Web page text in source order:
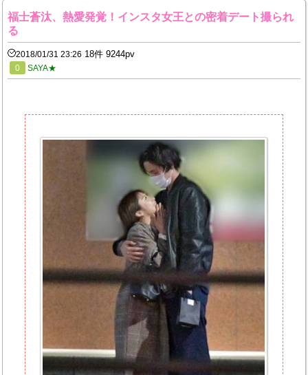
福士蒼汰、熱愛発覚！インスタ女王との密着デート撮られ
る
2018/01/31 23:26 18件 9244pv
0 SAYA★